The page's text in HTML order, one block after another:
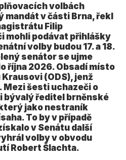
volbách
mandát v části Brna, řekl
Filip
mohli podávat přihlášky
volby budou 17. a 18.
senátor se ujme
října 2026. Obsadí místo
(ODS), jenž
Mezi šesti uchazeči o
bývalý ředitel brněnské
jako nestraník
To by v případě
v Senátu další
volby v obvodu
Robert Šlachta.